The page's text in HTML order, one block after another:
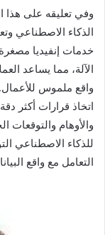
وفي تعليقه على هذا
الذكاء الاصطناعي
خدمات إنفيديا
الآلة، مما يساعد
واقع ملموس
اتخاذ قرارات أكثر
والأوهام والتوقعات
للذكاء الاصطناعي
التعامل مع واقع